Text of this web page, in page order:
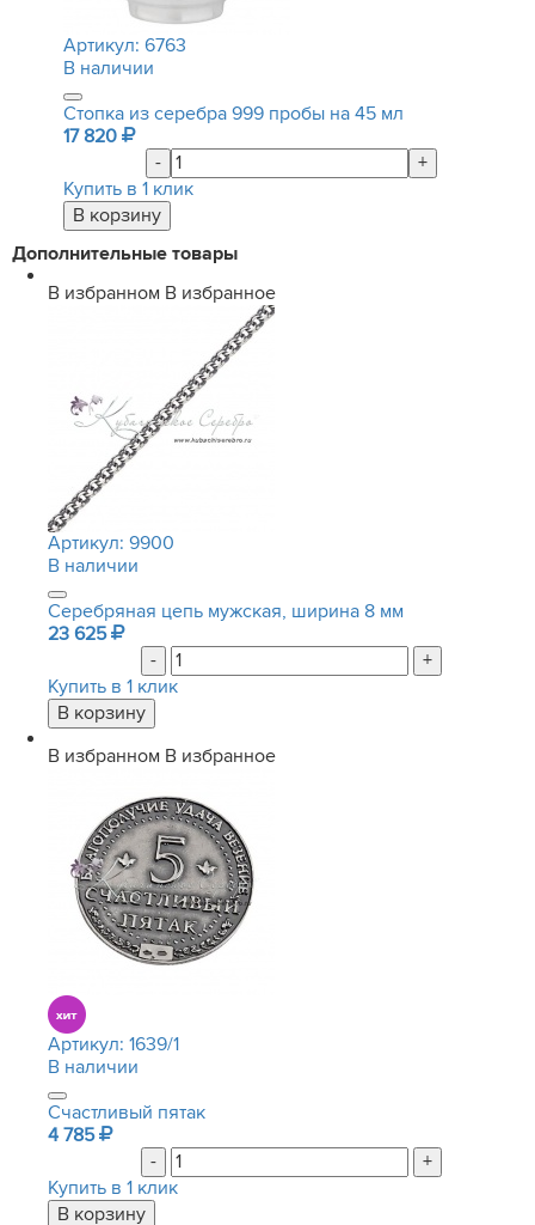
Артикул: 6763
В наличии
Стопка из серебра 999 пробы на 45 мл
17 820
-
+
Купить в 1 клик
Дополнительные товары
В избранном В избранное
Артикул: 9900
В наличии
Серебряная цепь мужская, ширина 8 мм
23 625
-
+
Купить в 1 клик
В избранном В избранное
Артикул: 1639/1
В наличии
Счастливый пятак
4 785
-
+
Купить в 1 клик